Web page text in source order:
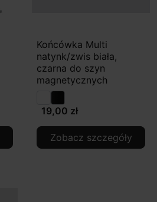
Końcówka Multi
natynk/zwis biała,
czarna do szyn
magnetycznych
19,00 zł
Zobacz szczegóły